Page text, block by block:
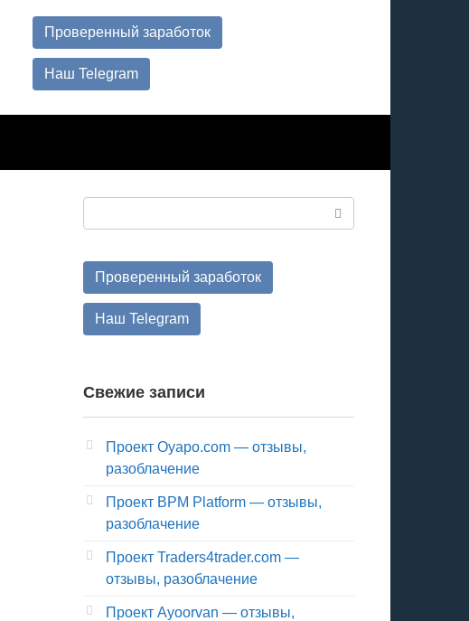
Проверенный заработок
Наш Telegram
Проверенный заработок
Наш Telegram
Свежие записи
Проект Oyapo.com — отзывы,
разоблачение
Проект BPM Platform — отзывы,
разоблачение
Проект Traders4trader.com —
отзывы, разоблачение
Проект Ayoorvan — отзывы,